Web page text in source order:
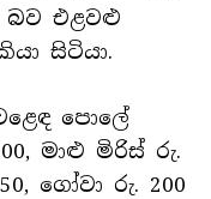
බව එළවළු
සිටියා.
පොලේ
මාළු මිරිස් රු.
ගෝවා රු. 200